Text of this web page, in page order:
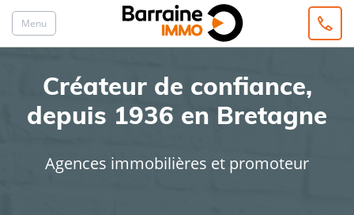
Menu
Créateur de confiance,
depuis 1936 en Bretagne
Agences immobilières et promoteur